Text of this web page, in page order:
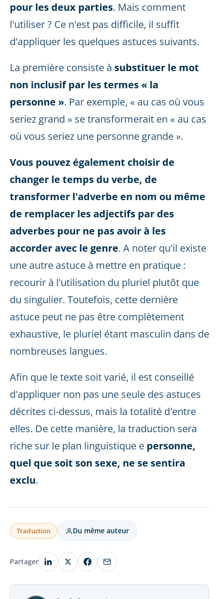
pour les deux parties. Mais comment
l'utiliser ? Ce n'est pas difficile, il suffit
d'appliquer les quelques astuces suivants.
La première consiste à substituer le mot
non inclusif par les termes « la
personne ». Par exemple, « au cas où vous
seriez grand » se transformerait en « au cas
où vous seriez une personne grande ».
Vous pouvez également choisir de
changer le temps du verbe, de
transformer l'adverbe en nom ou même
de remplacer les adjectifs par des
adverbes pour ne pas avoir à les
accorder avec le genre. A noter qu'il existe
une autre astuce à mettre en pratique :
recourir à l'utilisation du pluriel plutôt que
du singulier. Toutefois, cette dernière
astuce peut ne pas être complètement
exhaustive, le pluriel étant masculin dans de
nombreuses langues.
Afin que le texte soit varié, il est conseillé
d'appliquer non pas une seule des astuces
décrites ci-dessus, mais la totalité d'entre
elles. De cette manière, la traduction sera
riche sur le plan linguistique e personne,
quel que soit son sexe, ne se sentira
exclu.
Traduction Du même auteur
Partager